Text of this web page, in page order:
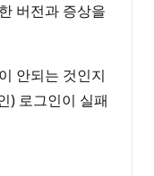
버전과 증상을
안되는 것인지
로그인이 실패